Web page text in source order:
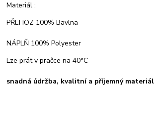
Materiál :
PŘEHOZ 100% Bavlna
NÁPLŇ 100% Polyester
Lze prát v pračce na 40°C
snadná údržba, kvalitní a příjemný materiál